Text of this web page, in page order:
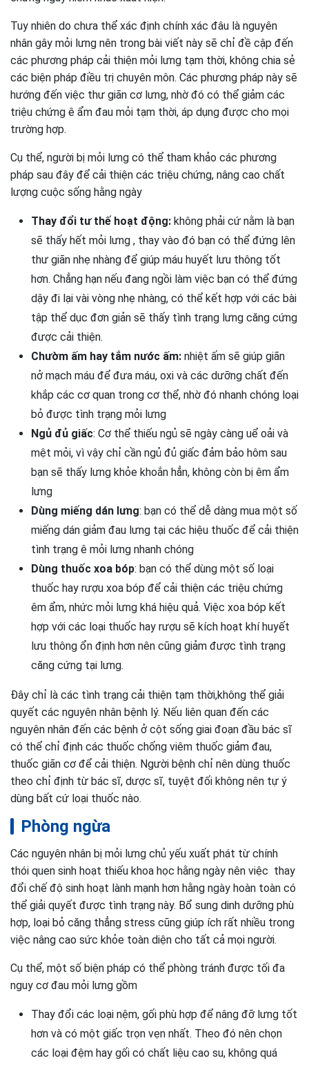
Tuy nhiên do chưa thể xác định chính xác đâu là nguyên
nhân gây mỏi lưng nên trong bài viết này sẽ chỉ đề cập đến
các phương pháp cải thiện mỏi lưng tạm thời, không chia sẻ
các biện pháp điều trị chuyên môn. Các phương pháp này sẽ
hướng đến việc thư giãn cơ lưng, nhờ đó có thể giảm các
triệu chứng ê ẩm đau mỏi tạm thời, áp dụng được cho mọi
trường hợp.
Cụ thể, người bị mỏi lưng có thể tham khảo các phương
pháp sau đây để cải thiện các triệu chứng, nâng cao chất
lượng cuộc sống hằng ngày
Thay đổi tư thế hoạt động: không phải cứ nằm là bạn
sẽ thấy hết mỏi lưng , thay vào đó bạn có thể đứng lên
thư giãn nhẹ nhàng để giúp máu huyết lưu thông tốt
hơn. Chẳng hạn nếu đang ngồi làm việc bạn có thể đứng
dậy đi lại vài vòng nhẹ nhàng, có thể kết hợp với các bài
tập thể dục đơn giản sẽ thấy tình trạng lưng căng cứng
được cải thiện.
Chườm ấm hay tắm nước ấm: nhiệt ấm sẽ giúp giãn
nở mạch máu để đưa máu, oxi và các dưỡng chất đến
khắp các cơ quan trong cơ thể, nhờ đó nhanh chóng loại
bỏ được tình trạng mỏi lưng
Ngủ đủ giấc: Cơ thể thiếu ngủ sẽ ngày càng uể oải và
mệt mỏi, vì vậy chỉ cần ngủ đủ giấc đảm bảo hôm sau
bạn sẽ thấy lưng khỏe khoắn hẳn, không còn bị êm ẩm
lưng
Dùng miếng dán lưng: bạn có thể dễ dàng mua một số
miếng dán giảm đau lưng tại các hiệu thuốc để cải thiện
tình trạng ê mỏi lưng nhanh chóng
Dùng thuốc xoa bóp: bạn có thể dùng một số loại
thuốc hay rượu xoa bóp để cải thiện các triệu chứng
êm ẩm, nhức mỏi lưng khá hiệu quả. Việc xoa bóp kết
hợp với các loại thuốc hay rượu sẽ kích hoạt khí huyết
lưu thông ổn định hơn nên cũng giảm được tình trạng
căng cứng tại lưng.
Đây chỉ là các tình trạng cải thiện tạm thời,không thể giải
quyết các nguyên nhân bệnh lý. Nếu liên quan đến các
nguyên nhân đến các bệnh ở cột sống giai đoạn đầu bác sĩ
có thể chỉ định các thuốc chống viêm thuốc giảm đau,
thuốc giãn cơ để cải thiện. Người bệnh chỉ nên dùng thuốc
theo chỉ định từ bác sĩ, dược sĩ, tuyệt đối không nên tự ý
dùng bất cứ loại thuốc nào.
Phòng ngừa
Các nguyên nhân bị mỏi lưng chủ yếu xuất phát từ chính
thói quen sinh hoạt thiếu khoa học hằng ngày nên việc thay
đổi chế độ sinh hoạt lành mạnh hơn hằng ngày hoàn toàn có
thể giải quyết được tình trạng này. Bổ sung dinh dưỡng phù
hợp, loại bỏ căng thẳng stress cũng giúp ích rất nhiều trong
việc nâng cao sức khỏe toàn diện cho tất cả mọi người.
Cụ thể, một số biện pháp có thể phòng tránh được tối đa
nguy cơ đau mỏi lưng gồm
Thay đổi các loại nệm, gối phù hợp để nâng đỡ lưng tốt
hơn và có một giấc trọn vẹn nhất. Theo đó nên chọn
các loại đệm hay gối có chất liệu cao su, không quá